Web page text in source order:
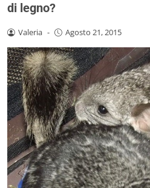
di legno?
Valeria - Agosto 21, 2015